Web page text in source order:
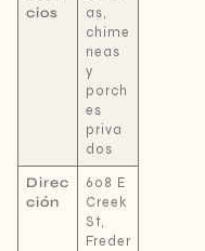
cios
as,
chime
neas
y
porch
es
priva
dos
Direc
ción
608 E
Creek
St,
Freder